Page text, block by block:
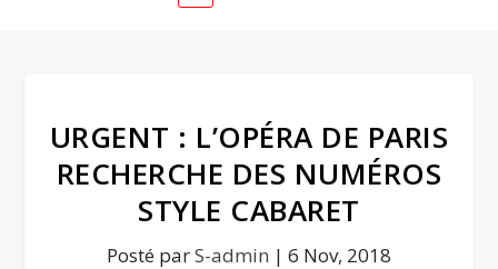
URGENT : L’OPÉRA DE PARIS
RECHERCHE DES NUMÉROS
STYLE CABARET
Posté parS-admin | 6 Nov, 2018